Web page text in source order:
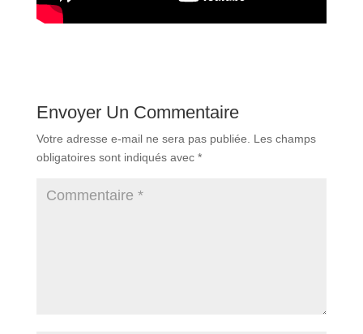
Envoyer Un Commentaire
Votre adresse e-mail ne sera pas publiée.
Les champs
obligatoires sont indiqués avec *